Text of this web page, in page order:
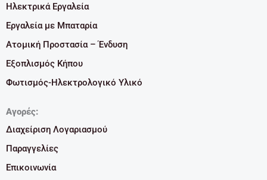
Ηλεκτρικά Εργαλεία
Εργαλεία με Μπαταρία
Ατομική Προστασία – Ένδυση
Εξοπλισμός Κήπου
Φωτισμός-Ηλεκτρολογικό Υλικό
Αγορές:
Διαχείριση Λογαριασμού
Παραγγελίες
Επικοινωνία